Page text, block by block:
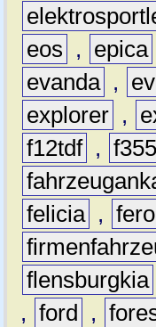
eos
, epica
evanda ,
explorer ,
f12tdf , f355
felicia ,
flensburgkia
, ford ,